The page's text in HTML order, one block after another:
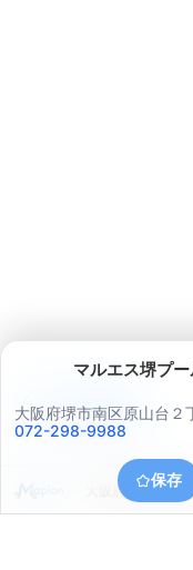
マルエス堺プー
大阪府堺市南区原山台２
072-298-9988
保存
大阪府堺市南区
アプリで見る